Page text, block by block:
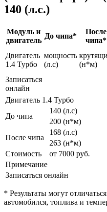
140 (л.с.)
Модуль и
двигатель
До чипа*
После
чипа*
Двигатель
1.4 Турбо
мощность
(л.с)
(н*м)
Записаться
онлайн
Двигатель 1.4 Турбо
До чипа
140 (л.с)
200 (н*м)
После чипа
168 (л.с)
263 (н*м)
Стоимость
от 7000 руб.
Примечание
Записаться онлайн
* Результаты могут
автомобился, топлива и